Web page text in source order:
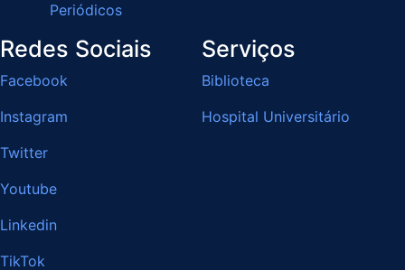
Periódicos
Redes Sociais
Facebook
Instagram
Twitter
Youtube
Linkedin
TikTok
Serviços
Biblioteca
Hospital Universitário